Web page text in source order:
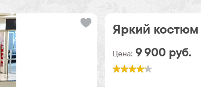
Яркий костюм
Цена: 9 900 руб.